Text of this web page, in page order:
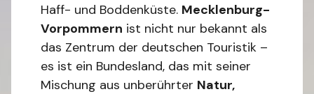
Haff- und Boddenküste. Mecklenburg-
Vorpommern ist nicht nur bekannt als
das Zentrum der deutschen Touristik –
es ist ein Bundesland, das mit seiner
Mischung aus unberührter Natur,